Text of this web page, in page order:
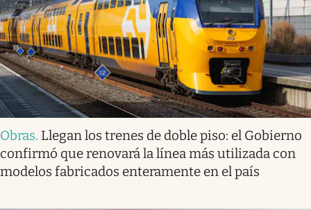
Obras. Llegan los trenes de doble piso: el Gobierno
confirmó que renovará la línea más utilizada con
modelos fabricados enteramente en el país